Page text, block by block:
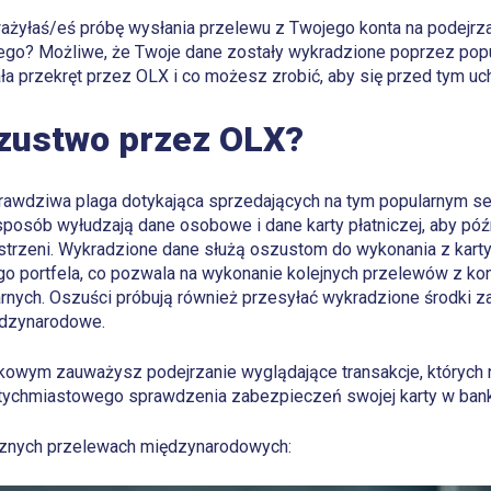
eś próbę wysłania przelewu z Twojego konta na
Możliwe, że Twoje dane zostały wykradzione poprzez
przekręt przez OLX i co możesz zrobić, aby się przed tym
przez OLX?
plaga dotykająca sprzedających na tym popularnym
wyłudzają dane osobowe i dane karty płatniczej, aby
Wykradzione dane służą oszustom do wykonania z
portfela, co pozwala na wykonanie kolejnych przelewów z
Oszuści próbują również przesyłać wykradzione środki
zauważysz podejrzanie wyglądające transakcje,
sprawdzenia zabezpieczeń swojej karty w
przelewach międzynarodowych: